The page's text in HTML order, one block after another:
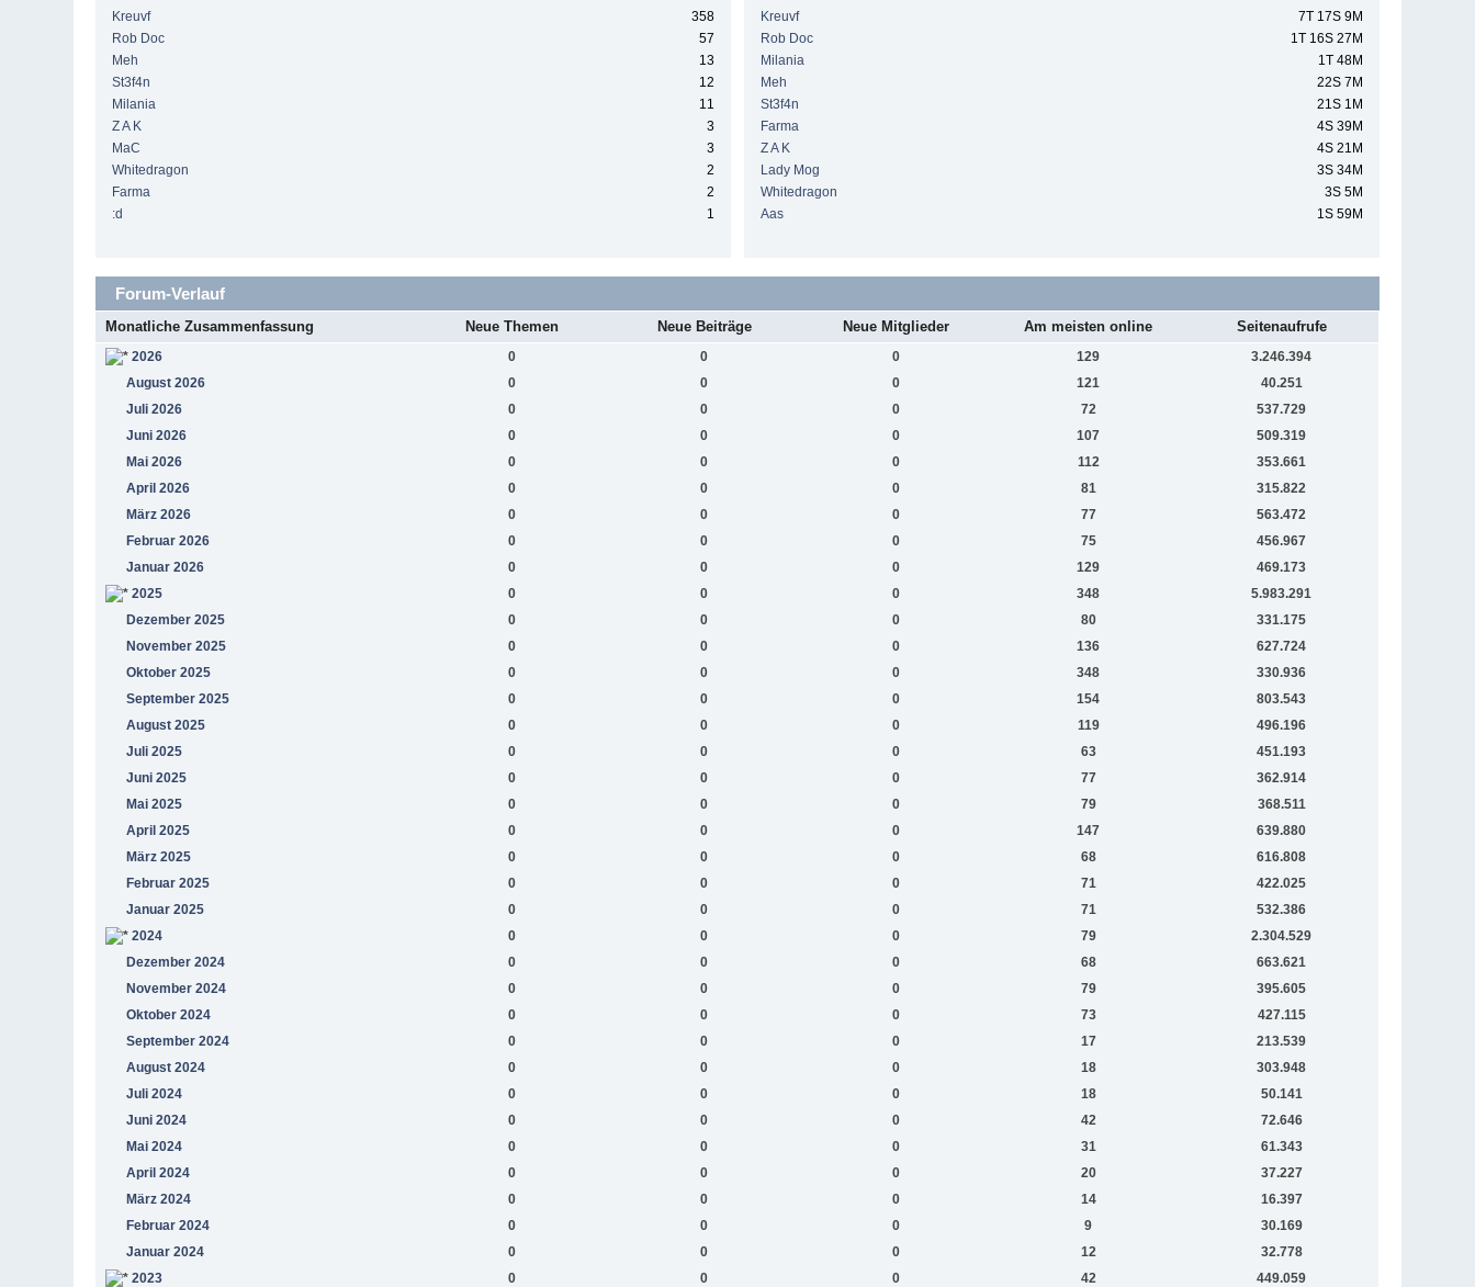
Kreuvf
358
Rob Doc
57
Meh
13
St3f4n
12
Milania
11
Z A K
3
MaC
3
Whitedragon
2
Farma
2
:d
1
Kreuvf
7T 17S 9M
Rob Doc
1T 16S 27M
Milania
1T 48M
Meh
22S 7M
St3f4n
21S 1M
Farma
4S 39M
Z A K
4S 21M
Lady Mog
3S 34M
Whitedragon
3S 5M
Aas
1S 59M
Forum-Verlauf
Monatliche Zusammenfassung Neue Themen Neue Beiträge Neue Mitglieder Am meisten online Seitenaufrufe
2026 0 0 0 129
3.246.394
August 2026
0 0 0 121
40.251
Juli 2026
0 0 0 72
537.729
Juni 2026
0 0 0 107
509.319
Mai 2026
0 0 0 112
353.661
April 2026
0 0 0 81
315.822
März 2026
0 0 0 77
563.472
Februar 2026
0 0 0 75
456.967
Januar 2026
0 0 0 129
469.173
2025
0 0 0 348
5.983.291
Dezember 2025
0 0 0 80
331.175
November 2025
0 0 0 136
627.724
Oktober 2025
0 0 0 348
330.936
September 2025
0 0 0 154
803.543
August 2025
0 0 0 119
496.196
Juli 2025
0 0 0 63
451.193
Juni 2025
0 0 0 77
362.914
Mai 2025
0 0 0 79
368.511
April 2025
0 0 0 147
639.880
März 2025
0 0 0 68
616.808
Februar 2025
0 0 0 71
422.025
Januar 2025
0 0 0 71
532.386
2024
0 0 0 79
2.304.529
Dezember 2024
0 0 0 68
663.621
November 2024
0 0 0 79
395.605
Oktober 2024
0 0 0 73
427.115
September 2024
0 0 0 17
213.539
August 2024
0 0 0 18
303.948
Juli 2024
0 0 0 18
50.141
Juni 2024
0 0 0 42
72.646
Mai 2024
0 0 0 31
61.343
April 2024
0 0 0 20
37.227
März 2024
0 0 0 14
16.397
Februar 2024
0 0 0 9
30.169
Januar 2024
0 0 0 12
32.778
2023
0 0 0 42
449.059